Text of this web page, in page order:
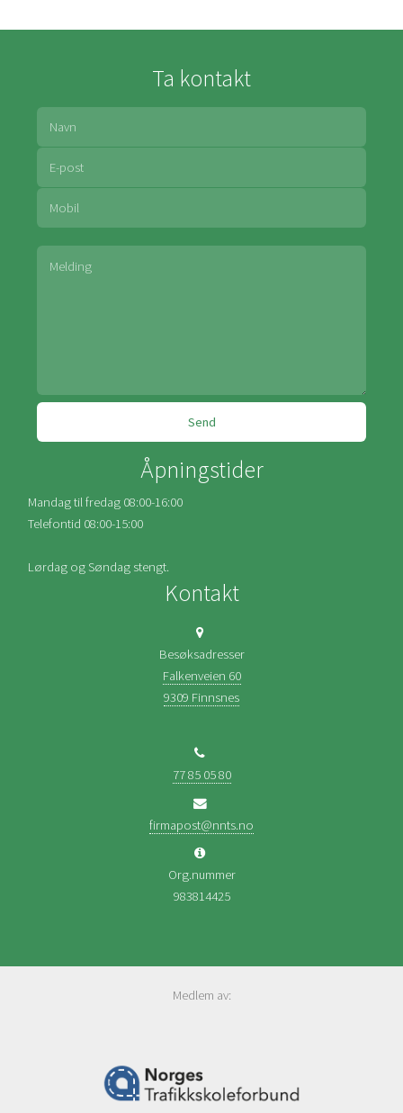
Ta kontakt
Åpningstider
Mandag til fredag 08:00-16:00
Telefontid 08:00-15:00
Lørdag og Søndag stengt.
Kontakt
Besøksadresser
Falkenveien 60
9309 Finnsnes
77 85 05 80
firmapost@nnts.no
Org.nummer
983814425
Medlem av: